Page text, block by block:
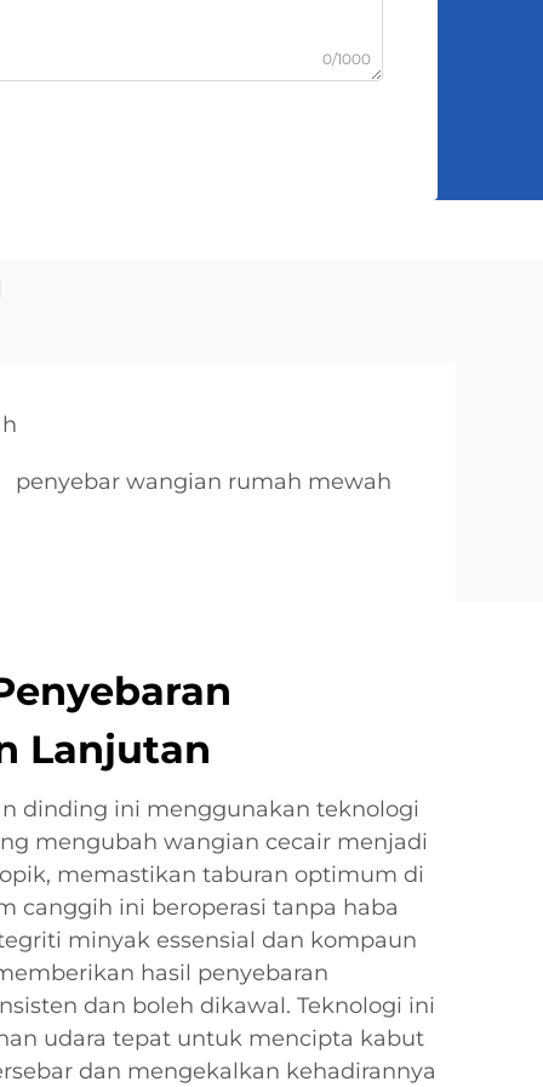
0/1000
penyebar wangian rumah mewah
Lanjutan
dinding ini menggunakan teknologi
mengubah wangian cecair menjadi
memastikan taburan optimum di
canggih ini beroperasi tanpa haba
minyak essensial dan kompaun
hasil penyebaran
dan boleh dikawal. Teknologi ini
udara tepat untuk mencipta kabut
dan mengekalkan kehadirannya